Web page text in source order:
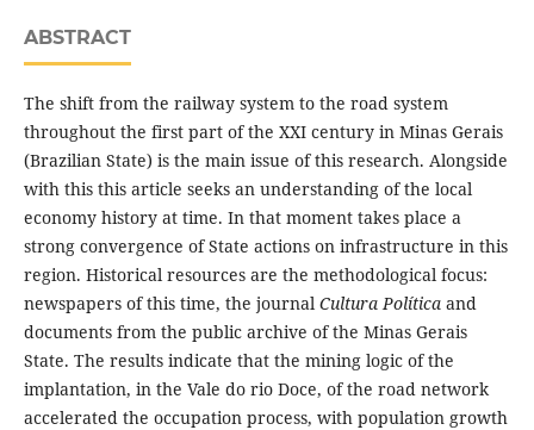
ABSTRACT
The shift from the railway system to the road system
throughout the first part of the XXI century in Minas Gerais
(Brazilian State) is the main issue of this research. Alongside
with this this article seeks an understanding of the local
economy history at time. In that moment takes place a
strong convergence of State actions on infrastructure in this
region. Historical resources are the methodological focus:
newspapers of this time, the journal Cultura Políticaand
documents from the public archive of the Minas Gerais
State. The results indicate that the mining logic of the
implantation, in the Vale do rio Doce, of the road network
accelerated the occupation process, with population growth